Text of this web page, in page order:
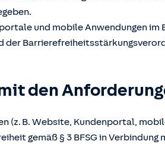
und mobile Anwendungen im
der
den
(z. B. Website, Kundenportal,
gemäß § 3 BFSG in Verbindung